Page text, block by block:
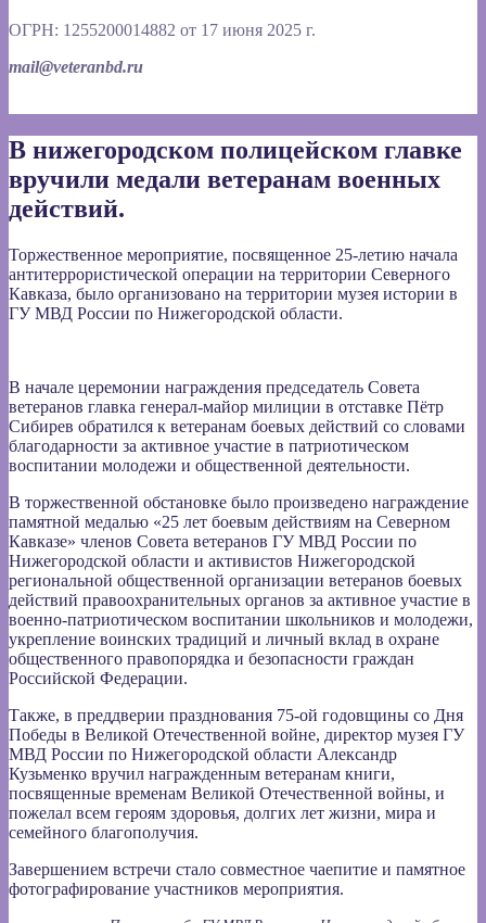
ОГРН: 1255200014882 от 17 июня 2025 г.
mail@veteranbd.ru
В нижегородском полицейском главке
вручили медали ветеранам военных
действий.
Торжественное мероприятие, посвященное 25-летию начала
антитеррористической операции на территории Северного
Кавказа, было организовано на территории музея истории в
ГУ МВД России по Нижегородской области.
В начале церемонии награждения председатель Совета
ветеранов главка генерал-майор милиции в отставке Пётр
Сибирев обратился к ветеранам боевых действий со словами
благодарности за активное участие в патриотическом
воспитании молодежи и общественной деятельности.
В торжественной обстановке было произведено награждение
памятной медалью «25 лет боевым действиям на Северном
Кавказе» членов Совета ветеранов ГУ МВД России по
Нижегородской области и активистов Нижегородской
региональной общественной организации ветеранов боевых
действий правоохранительных органов за активное участие в
военно-патриотическом воспитании школьников и молодежи,
укрепление воинских традиций и личный вклад в охране
общественного правопорядка и безопасности граждан
Российской Федерации.
Также, в преддверии празднования 75-ой годовщины со Дня
Победы в Великой Отечественной войне, директор музея ГУ
МВД России по Нижегородской области Александр
Кузьменко вручил награжденным ветеранам книги,
посвященные временам Великой Отечественной войны, и
пожелал всем героям здоровья, долгих лет жизни, мира и
семейного благополучия.
Завершением встречи стало совместное чаепитие и памятное
фотографирование участников мероприятия.